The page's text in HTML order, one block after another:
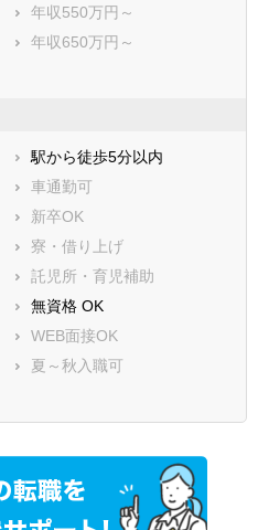
年収550万円～
年収650万円～
駅から徒歩5分以内
車通勤可
新卒OK
寮・借り上げ
託児所・育児補助
無資格 OK
WEB面接OK
夏～秋入職可